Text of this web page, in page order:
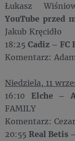
Łukasz
YouTube przed
Jakub Kręcidło
18:25 Cadiz – FC
Komentarz:
Niedziela, 11
16:10 Elche –
FAMILY
Komentarz:
20:55 Real Betis